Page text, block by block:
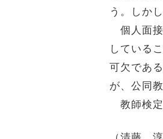
う。しか
個人面接
している
可欠であ
が、公同
教師検定